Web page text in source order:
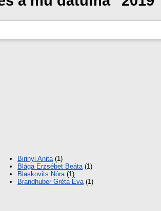
Birinyi Anita (1)
Blága Erzsébet Beáta (1)
Blaskovits Nóra (1)
Brandhuber Gréta Éva (1)